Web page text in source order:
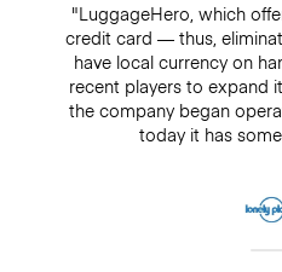
"LuggageHero, which
credit card — thus,
have local currency on
recent players to expand
the company began
today it has